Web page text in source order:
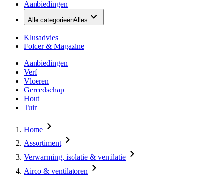
Aanbiedingen
Alle categorieënAlles
Klusadvies
Folder & Magazine
Aanbiedingen
Verf
Vloeren
Gereedschap
Hout
Tuin
Home
Assortiment
Verwarming, isolatie & ventilatie
Airco & ventilatoren